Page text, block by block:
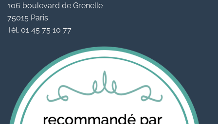
106 boulevard de Grenelle
75015 Paris
Tél. 01 45 75 10 77